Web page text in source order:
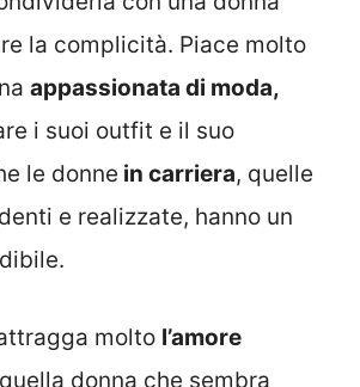
la complicità. Piace molto
appassionata di moda,
i suoi outfit e il suo
le donne in carriera, quelle
e realizzate, hanno un
molto l’amore
donna che sembra